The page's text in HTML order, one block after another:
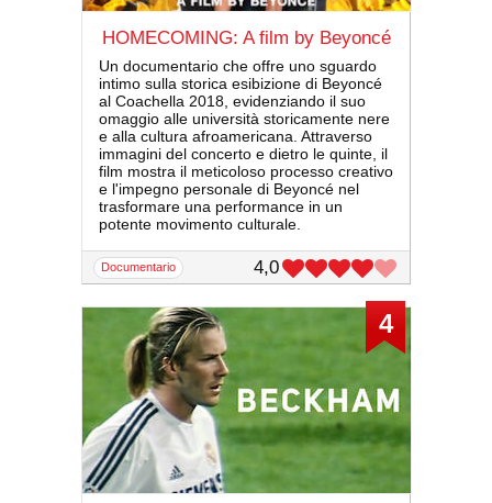
HOMECOMING: A film by Beyoncé
Un documentario che offre uno sguardo
intimo sulla storica esibizione di Beyoncé
al Coachella 2018, evidenziando il suo
omaggio alle università storicamente nere
e alla cultura afroamericana. Attraverso
immagini del concerto e dietro le quinte, il
film mostra il meticoloso processo creativo
e l'impegno personale di Beyoncé nel
trasformare una performance in un
potente movimento culturale.
documentario 4,0
4